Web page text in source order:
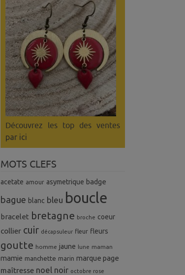
Découvrez les top des ventes
par ici
MOTS CLEFS
acetate amour asymetrique badge
bague blanc bleu boucle
bracelet bretagne broche coeur
collier cuir décapsuleur fleur fleurs
goutte homme jaune lune maman
mamie manchette marin marque page
maîtresse noel noir octobre rose